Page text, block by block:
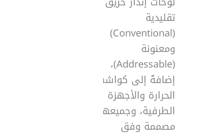
تقليدية
(Conventional)
ومعنونة
(Addressable)،
إضافةً إلى كواشف
الحرارة والأجهزة
الطرفية، وجميعها
مصممة وفق